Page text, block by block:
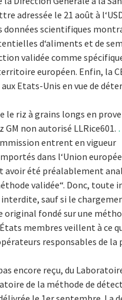
adressée le 21 août à
données scientifiques
d‘aliments et de
validée comme
européen. Enfin, la
Etats-Unis en vue de
le riz à grains longs en
non autorisé LLRice601.
entrent en vigueur
dans l‘Union
avoir été préalablement
validée“. Donc, toute
sauf si le
original fondé sur une
membres veillent à ce
responsables de la
encore reçu, du
de la méthode de